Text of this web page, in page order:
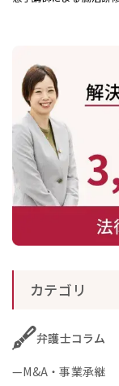
を知り、現在の自分の
カテゴリ
弁護士コラム
M&A・事業承継